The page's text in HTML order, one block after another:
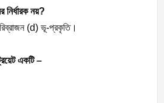
নির্ধারক নয়?
(d) ভূ-প্রকৃতি।
একটি –